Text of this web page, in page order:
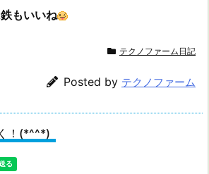
もいいね
テクノファーム日記
Posted by テクノファーム
！(*^^*)